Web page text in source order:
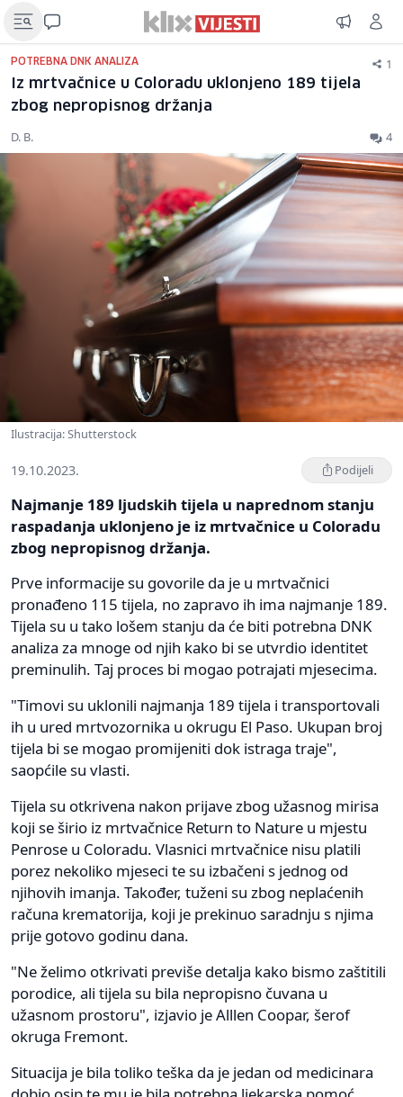
POTREBNA DNK ANALIZA 1
Iz mrtvačnice u Coloradu uklonjeno 189 tijela
zbog nepropisnog držanja
D. B. 4
Ilustracija: Shutterstock
19.10.2023. Podijeli
Najmanje 189 ljudskih tijela u naprednom stanju
raspadanja uklonjeno je iz mrtvačnice u Coloradu
zbog nepropisnog držanja.
Prve informacije su govorile da je u mrtvačnici
pronađeno 115 tijela, no zapravo ih ima najmanje 189.
Tijela su u tako lošem stanju da će biti potrebna DNK
analiza za mnoge od njih kako bi se utvrdio identitet
preminulih. Taj proces bi mogao potrajati mjesecima.
"Timovi su uklonili najmanja 189 tijela i transportovali
ih u ured mrtvozornika u okrugu El Paso. Ukupan broj
tijela bi se mogao promijeniti dok istraga traje",
saopćile su vlasti.
Tijela su otkrivena nakon prijave zbog užasnog mirisa
koji se širio iz mrtvačnice Return to Nature u mjestu
Penrose u Coloradu. Vlasnici mrtvačnice nisu platili
porez nekoliko mjeseci te su izbačeni s jednog od
njihovih imanja. Također, tuženi su zbog neplaćenih
računa krematorija, koji je prekinuo saradnju s njima
prije gotovo godinu dana.
"Ne želimo otkrivati previše detalja kako bismo zaštitili
porodice, ali tijela su bila nepropisno čuvana u
užasnom prostoru", izjavio je Alllen Coopar, šerof
okruga Fremont.
Situacija je bila toliko teška da je jedan od medicinara